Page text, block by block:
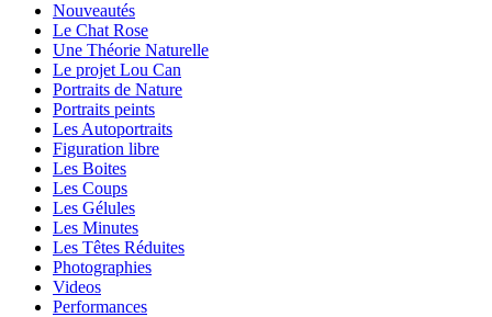
Nouveautés
Le Chat Rose
Une Théorie Naturelle
Le projet Lou Can
Portraits de Nature
Portraits peints
Les Autoportraits
Figuration libre
Les Boites
Les Coups
Les Gélules
Les Minutes
Les Têtes Réduites
Photographies
Videos
Performances